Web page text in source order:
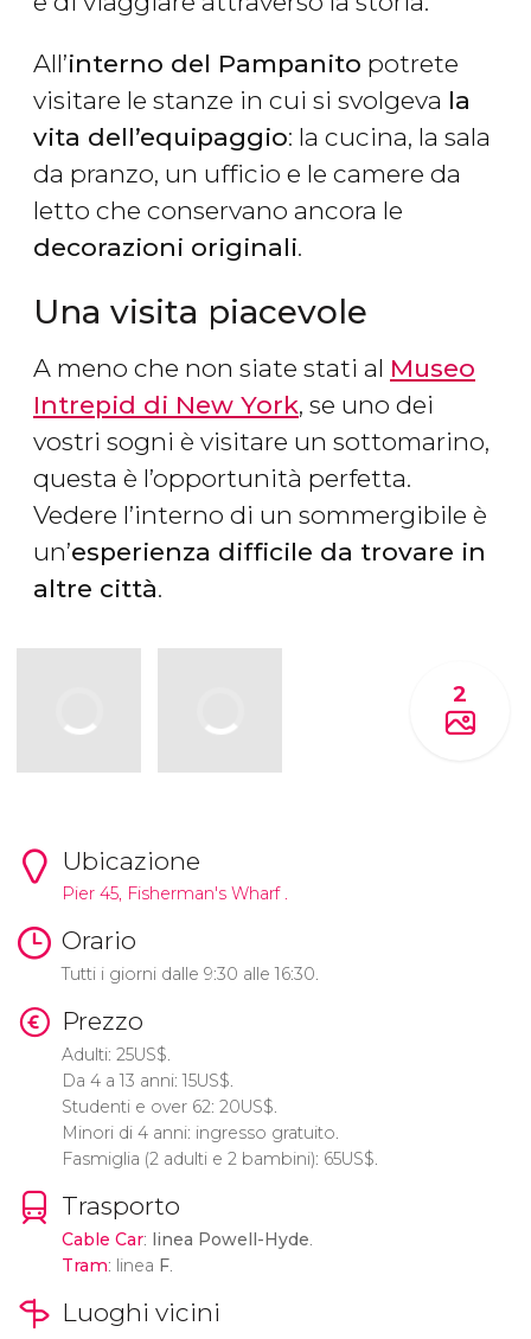
All’interno del Pampanito potrete
visitare le stanze in cui si svolgeva la
vita dell’equipaggio: la cucina, la sala
da pranzo, un ufficio e le camere da
letto che conservano ancora le
decorazioni originali.
Una visita piacevole
A meno che non siate stati al Museo
Intrepid di New York, se uno dei
vostri sogni è visitare un sottomarino,
questa è l’opportunità perfetta.
Vedere l’interno di un sommergibile è
un’esperienza difficile da trovare in
altre città.
2
Ubicazione
Pier 45, Fisherman's Wharf .
Orario
Tutti i giorni dalle 9:30 alle 16:30.
Prezzo
Adulti: 25US$.
Da 4 a 13 anni: 15US$.
Studenti e over 62: 20US$.
Minori di 4 anni: ingresso gratuito.
Fasmiglia (2 adulti e 2 bambini): 65US$.
Trasporto
Cable Car: linea Powell-Hyde.
Tram: linea F.
Luoghi vicini